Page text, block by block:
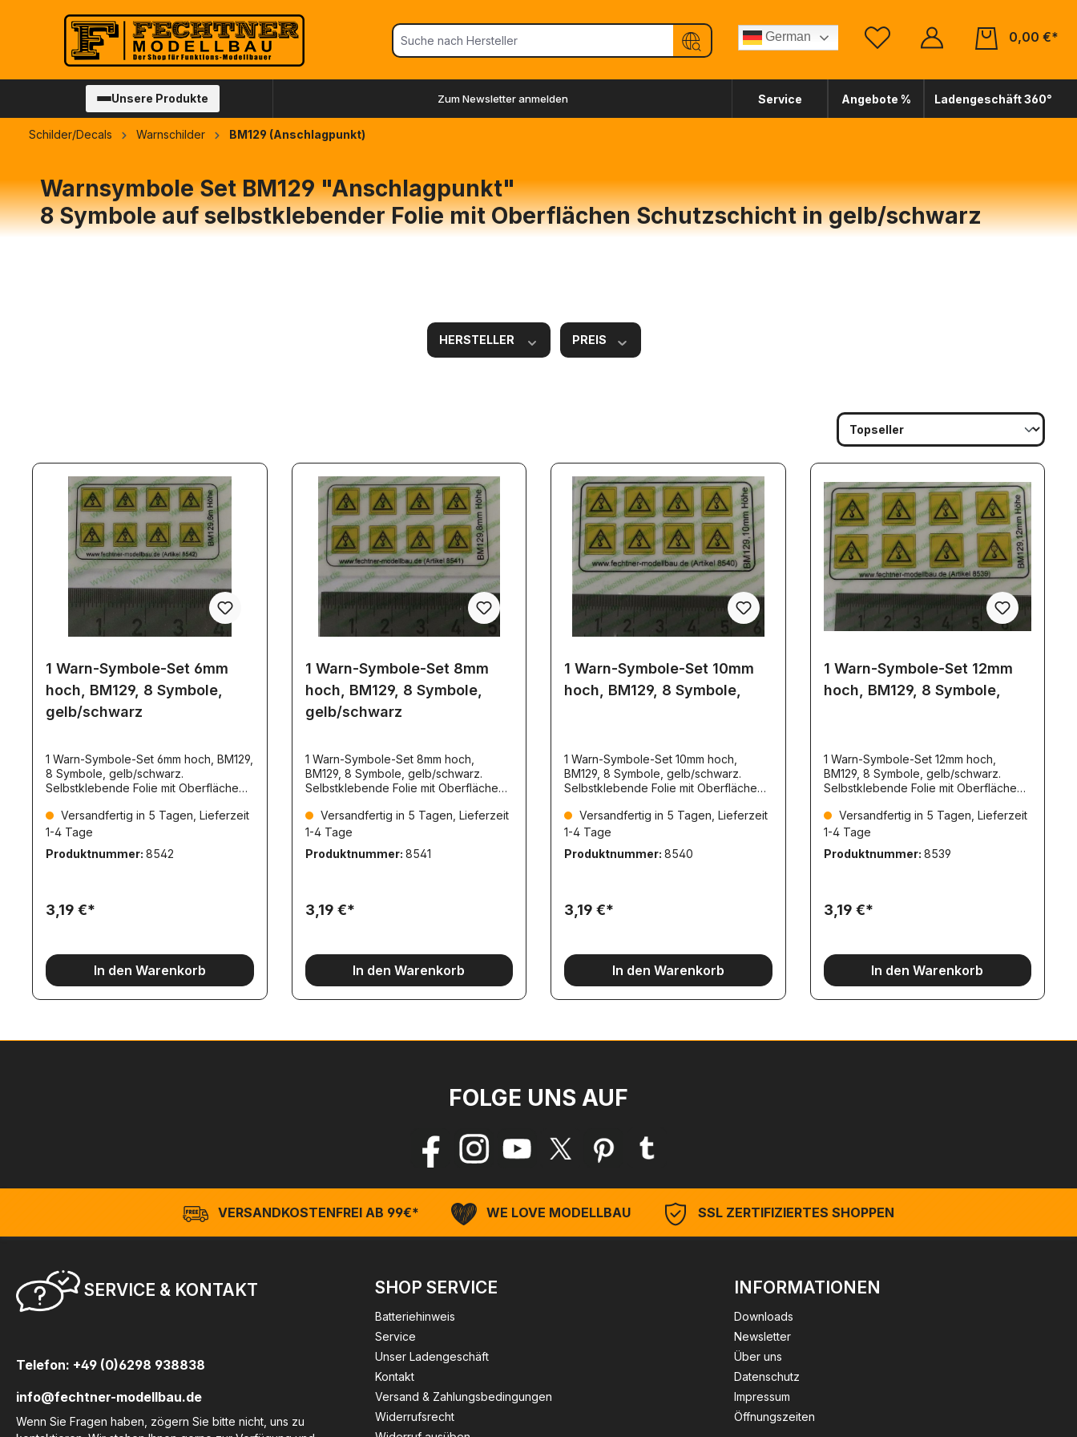
Zur Hauptnavigation springen
German
0,00 €*
Unsere Produkte Zum Newsletter anmelden Service Angebote % Ladengeschäft 360°
Schilder/Decals Warnschilder BM129 (Anschlagpunkt)
Warnsymbole Set BM129 "Anschlagpunkt"
8 Symbole auf selbstklebender Folie mit Oberflächen Schutzschicht in gelb/schwarz
HERSTELLER PREIS
1 Warn-Symbole-Set 6mm
hoch, BM129, 8 Symbole,
gelb/schwarz
1 Warn-Symbole-Set 6mm hoch, BM129,
8 Symbole, gelb/schwarz.
Selbstklebende Folie mit Oberflächen-
Anschlagpunkt!
Versandfertig in 5 Tagen, Lieferzeit
1-4 Tage
Produktnummer: 8542
3,19 €*
In den Warenkorb
1 Warn-Symbole-Set 8mm
hoch, BM129, 8 Symbole,
gelb/schwarz
1 Warn-Symbole-Set 8mm hoch,
BM129, 8 Symbole, gelb/schwarz.
Selbstklebende Folie mit Oberflächen-
Anschlagpunkt!
Versandfertig in 5 Tagen, Lieferzeit
1-4 Tage
Produktnummer: 8541
3,19 €*
In den Warenkorb
1 Warn-Symbole-Set 10mm
hoch, BM129, 8 Symbole,
1 Warn-Symbole-Set 10mm hoch,
BM129, 8 Symbole, gelb/schwarz.
Selbstklebende Folie mit Oberflächen-
Anschlagpunkt!
Versandfertig in 5 Tagen, Lieferzeit
1-4 Tage
Produktnummer: 8540
3,19 €*
In den Warenkorb
1 Warn-Symbole-Set 12mm
hoch, BM129, 8 Symbole,
1 Warn-Symbole-Set 12mm hoch,
BM129, 8 Symbole, gelb/schwarz.
Selbstklebende Folie mit Oberflächen-
Anschlagpunkt!
Versandfertig in 5 Tagen, Lieferzeit
1-4 Tage
Produktnummer: 8539
3,19 €*
In den Warenkorb
FOLGE UNS AUF
VERSANDKOSTENFREI AB 99€* WE LOVE MODELLBAU SSL ZERTIFIZIERTES SHOPPEN
SERVICE & KONTAKT
Telefon: +49 (0)6298 938838
info@fechtner-modellbau.de
Wenn Sie Fragen haben, zögern Sie bitte nicht, uns zu
SHOP SERVICE
Batteriehinweis
Service
Unser Ladengeschäft
Kontakt
Versand & Zahlungsbedingungen
Widerrufsrecht
INFORMATIONEN
Downloads
Newsletter
Über uns
Datenschutz
Impressum
Öffnungszeiten